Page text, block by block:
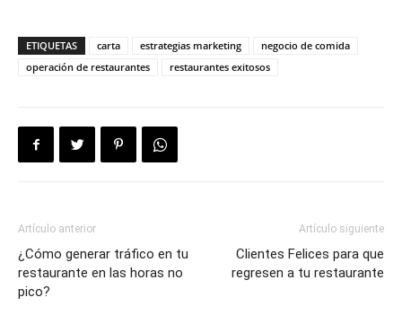
ETIQUETAS carta estrategias marketing
negocio de comida
operación de restaurantes
restaurantes exitosos
Artículo anterior
¿Cómo generar tráfico en tu
restaurante en las horas no
pico?
Artículo siguiente
Clientes Felices para que
regresen a tu restaurante